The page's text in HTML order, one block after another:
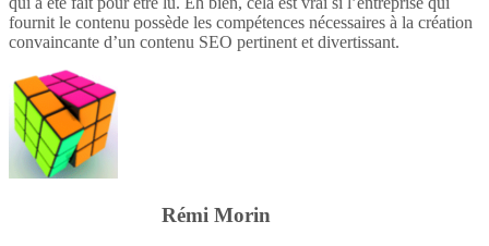
fournit le contenu possède les compétences nécessaires à la création
convaincante d’un contenu SEO pertinent et divertissant.
Rémi Morin